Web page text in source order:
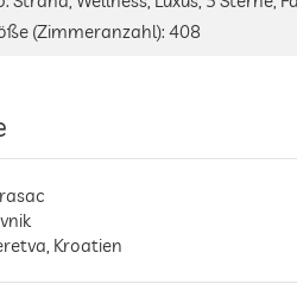
(Zimmeranzahl): 408
, Kroatien